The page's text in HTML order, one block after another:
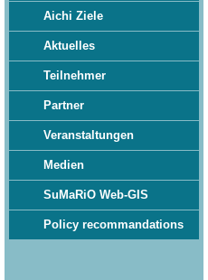
Aichi Ziele
Aktuelles
Teilnehmer
Partner
Veranstaltungen
Medien
SuMaRiO Web-GIS
Policy recommandations